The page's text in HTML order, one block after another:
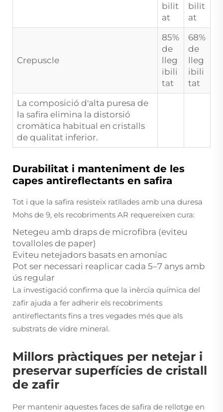
bilit
at
bilit
at
Crepuscle
85%
de
lleg
ibili
tat
68%
de
lleg
ibili
tat
La composició d'alta puresa de
la safira elimina la distorsió
cromàtica habitual en cristalls
de qualitat inferior.
Durabilitat i manteniment de les
capes antireflectants en safira
Tot i que la safira resisteix ratllades amb una duresa
Mohs de 9, els recobriments AR requereixen cura:
Netegeu amb draps de microfibra (eviteu
tovalloles de paper)
Eviteu netejadors basats en amoníac
Pot ser necessari reaplicar cada 5–7 anys amb
ús regular
La investigació confirma que la inèrcia química del
zafir ajuda a fer adherir els recobriments
antireflectants fins a tres vegades més que als
substrats de vidre mineral.
Millors pràctiques per netejar i
preservar superfícies de cristall
de zafir
Per mantenir aquestes faces de safira de rellotge en